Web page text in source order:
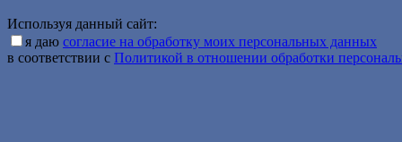
Используя данный сайт:
я даю согласие на обработку моих персональных данных
в соответствии с Политикой в отношении обработки